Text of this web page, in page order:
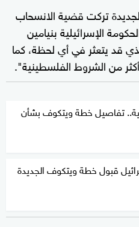
تركت قضية الانسحاب
الإسرائيلية بنيامين
قد يتعثر في أي لحظة، كما
أكثر من الشروط الفلسطينية".
تفاصيل خطة ويتكوف بشأن
قبول خطة ويتكوف الجديدة